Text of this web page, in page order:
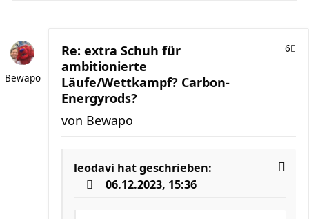
Bewapo
Re: extra Schuh für
ambitionierte
Läufe/Wettkampf? Carbon-
Energyrods?
6
von Bewapo
leodavi hat geschrieben:
06.12.2023, 15:36